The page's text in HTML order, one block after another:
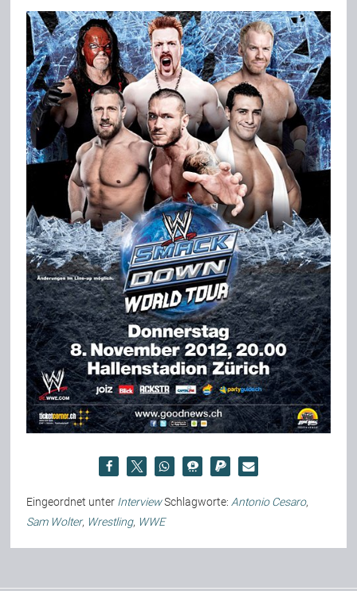
Eingeordnet unter InterviewSchlagworte:Antonio Cesaro,
Sam Wolter, Wrestling, WWE